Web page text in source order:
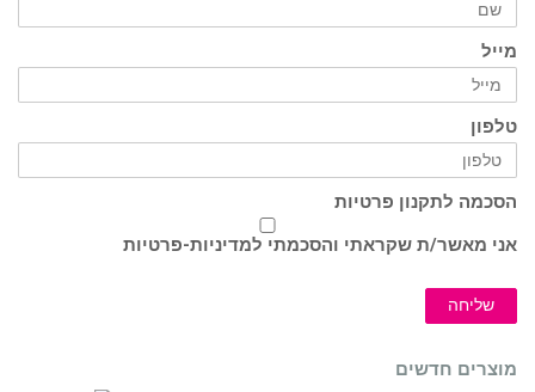
מייל
טלפון
הסכמה לתקנון פרטיות
אני מאשר/ת שקראתי והסכמתי למדיניות-פרטיות
שליחה
מוצרים חדשים